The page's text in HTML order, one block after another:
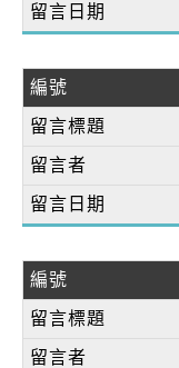
留言日期
編號
留言標題
留言者
留言日期
編號
留言標題
留言者